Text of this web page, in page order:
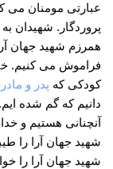
عبارتی مومنان می
پروردگار. شهیدان
همرزم شهید جهان
فراموش می کنیم.
کودکی که پدر و مادر
دانیم که گم شده
آنچنانی هستیم و
شهید جهان آرا را
شهید جهان آرا را